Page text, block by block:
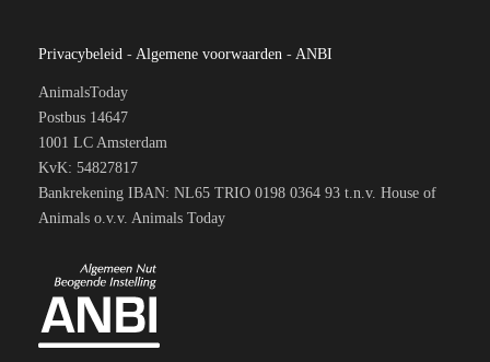
Privacybeleid - Algemene voorwaarden - ANBI
AnimalsToday
Postbus 14647
1001 LC Amsterdam
KvK: 54827817
Bankrekening IBAN: NL65 TRIO 0198 0364 93 t.n.v. House of
Animals o.v.v. Animals Today